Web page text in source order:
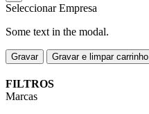
Seleccionar Empresa
Some text in the modal.
Gravar Gravar e limpar carrinho
FILTROS
Marcas